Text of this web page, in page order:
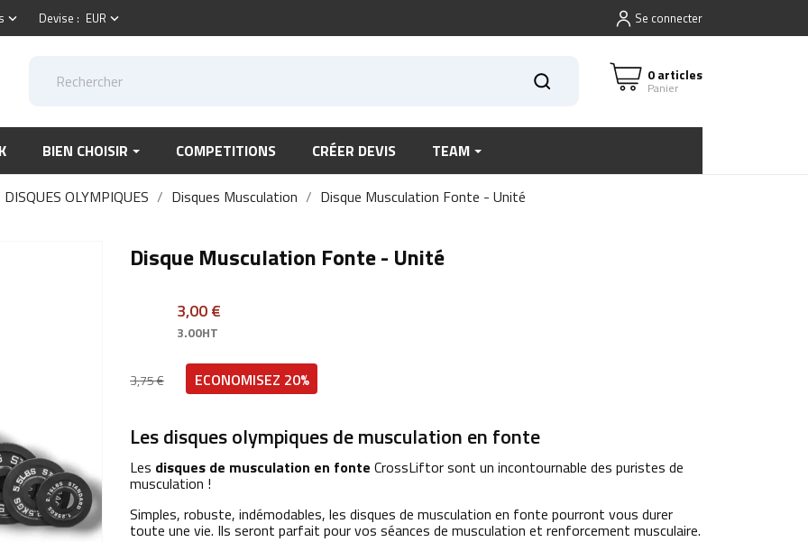
keyboard_arrow_down Devise : EUR keyboard_arrow_down Se connecter
0 articles
Panier
BIEN CHOISIR COMPETITIONS CRÉER DEVIS TEAM
DISQUES OLYMPIQUES Disques Musculation Disque Musculation Fonte - Unité
Disque Musculation Fonte - Unité
3,75 €
3,00 €
3.00HT
ECONOMISEZ 20%
Les disques olympiques de musculation en fonte
Les disques de musculation en fonte CrossLiftor sont un incontournable des puristes de
musculation !
Simples, robuste, indémodables, les disques de musculation en fonte pourront vous durer
toute une vie. Ils seront parfait pour vos séances de musculation et renforcement musculaire.